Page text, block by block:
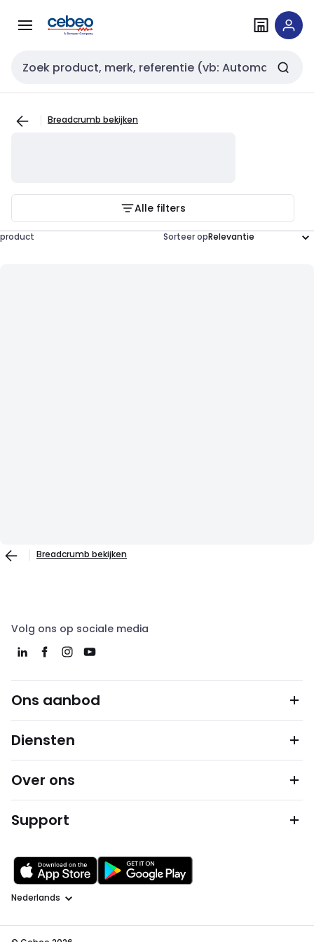
naar
naar
Zoekveld invoer
Breadcrumb bekijken
Alle filters
product Sorteer op
Breadcrumb bekijken
Volg ons op sociale media
Ons aanbod
Diensten
Over ons
Support
Taal